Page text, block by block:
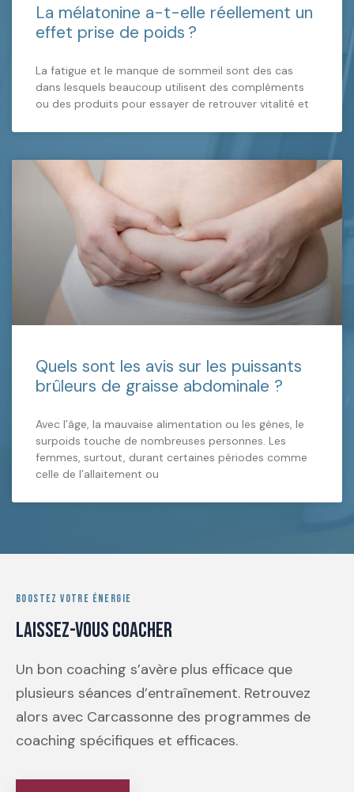
La mélatonine a-t-elle réellement un
effet prise de poids ?
La fatigue et le manque de sommeil sont des cas
dans lesquels beaucoup utilisent des compléments
ou des produits pour essayer de retrouver vitalité et
Quels sont les avis sur les puissants
brûleurs de graisse abdominale ?
Avec l’âge, la mauvaise alimentation ou les gènes, le
surpoids touche de nombreuses personnes. Les
femmes, surtout, durant certaines périodes comme
celle de l’allaitement ou
BOOSTEZ VOTRE ÉNERGIE
Laissez-vous coacher
Un bon coaching s’avère plus efficace que
plusieurs séances d’entraînement. Retrouvez
alors avec Carcassonne des programmes de
coaching spécifiques et efficaces.